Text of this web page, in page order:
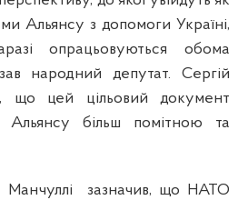
Альянсу з допомоги Україні,
опрацьовуються обома
народний депутат. Сергій
що цей цільовий документ
Альянсу більш помітною та
Манчуллі
зазначив, що НАТО